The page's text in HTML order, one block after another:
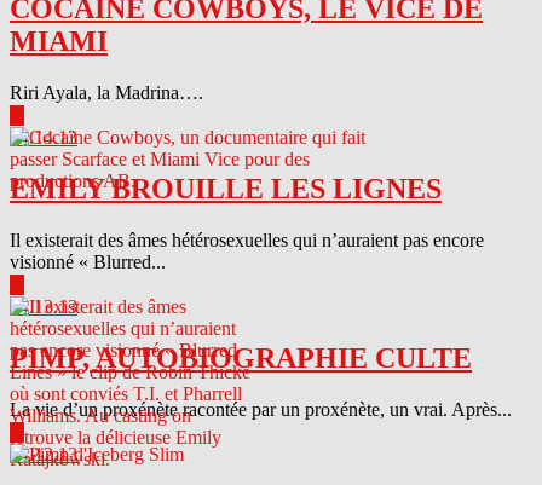
COCAINE COWBOYS, LE VICE DE
MIAMI
Riri Ayala, la Madrina….
04.14.13
EMILY BROUILLE LES LIGNES
Il existerait des âmes hétérosexuelles qui n’auraient pas encore
visionné « Blurred...
04.13.13
PIMP, AUTOBIOGRAPHIE CULTE
La vie d’un proxénète racontée par un proxénète, un vrai. Après...
04.12.13